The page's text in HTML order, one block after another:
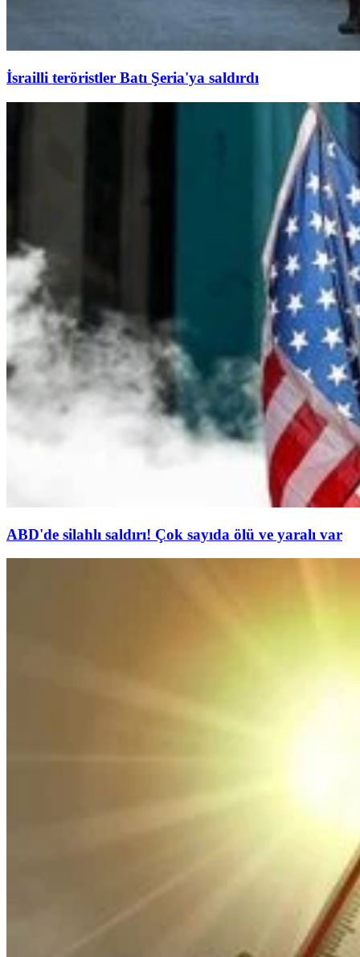
İsrailli teröristler Batı Şeria'ya saldırdı
ABD'de silahlı saldırı! Çok sayıda ölü ve yaralı var